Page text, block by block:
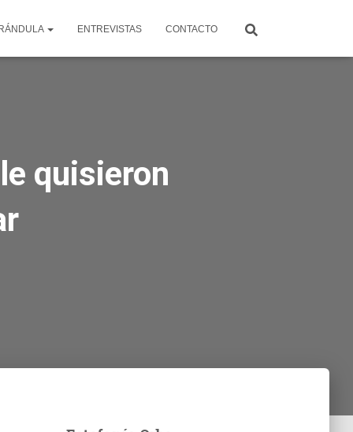
ENTREVISTAS CONTACTO
quisieron